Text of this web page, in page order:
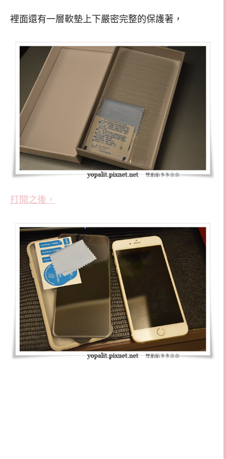
裡面還有一層軟墊上下嚴密完整的保護著，
打開之後，